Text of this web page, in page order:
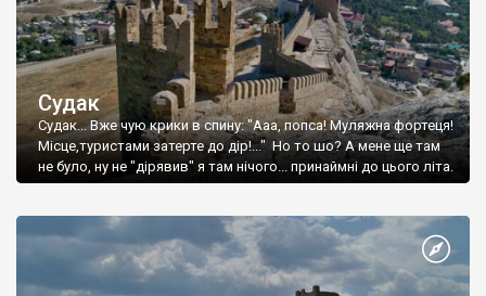
Судак
Судак... Вже чую крики в спину: "Ааа, попса! Муляжна фортеця!
Місце,туристами затерте до дір!..." Но то шо? А мене ще там
не було, ну не "дірявив" я там нічого... принаймні до цього літа.